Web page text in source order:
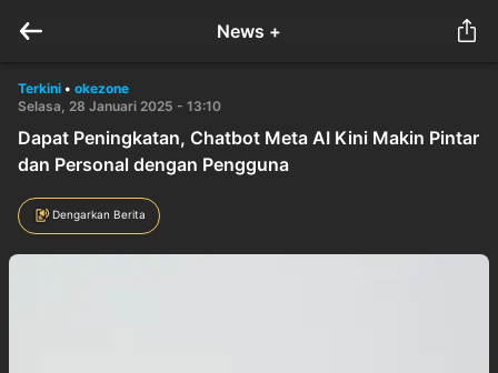
News +
Terkini • okezone
Selasa, 28 Januari 2025 - 13:10
Dapat Peningkatan, Chatbot Meta AI Kini Makin Pintar
dan Personal dengan Pengguna
Dengarkan Berita